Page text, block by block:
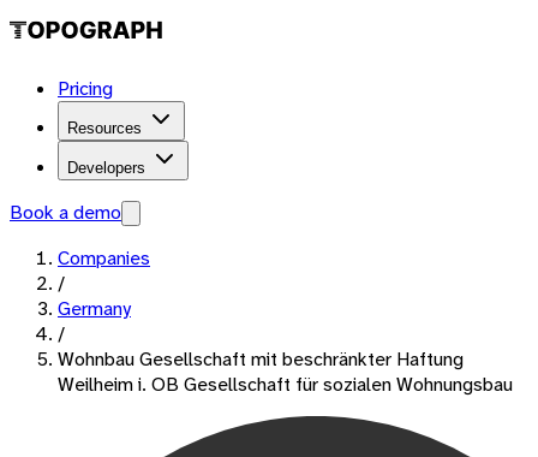
Pricing
Resources
Developers
Book a demo
Companies
/
Germany
/
Wohnbau Gesellschaft mit beschränkter Haftung
Weilheim i. OB Gesellschaft für sozialen Wohnungsbau